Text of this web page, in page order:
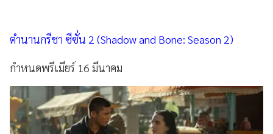
ตำนานกรีชา ซีซั่น 2 (Shadow and Bone: Season 2)
กำหนดพรีเมียร์ 16 มีนาคม